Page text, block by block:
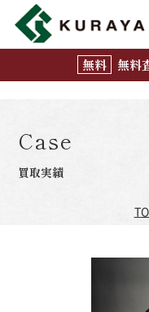
無料
Case
買取実績